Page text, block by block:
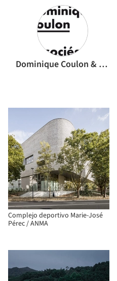
Dominique Coulon & associés
Complejo deportivo Marie-José
Pérec / ANMA